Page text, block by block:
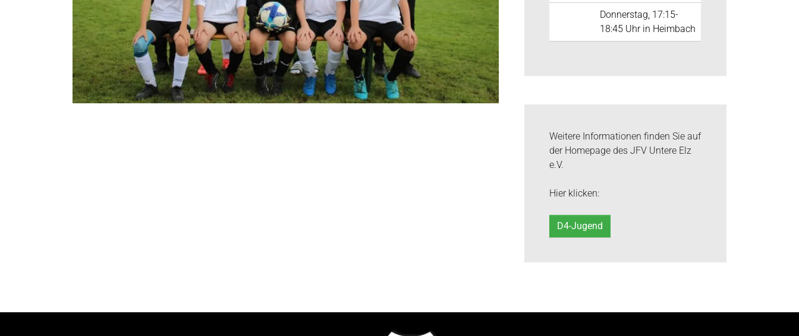
Donnerstag, 17:15-
18:45 Uhr in Heimbach
Weitere Informationen finden Sie auf
der Homepage des JFV Untere Elz
e.V.
Hier klicken:
D4-Jugend